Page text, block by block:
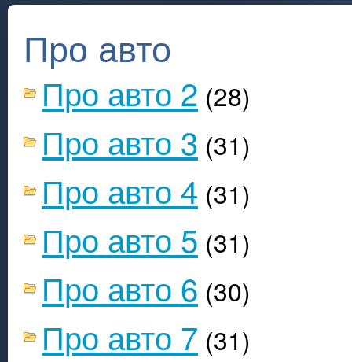
Про авто
Про авто 2 (28)
Про авто 3 (31)
Про авто 4 (31)
Про авто 5 (31)
Про авто 6 (30)
Про авто 7 (31)